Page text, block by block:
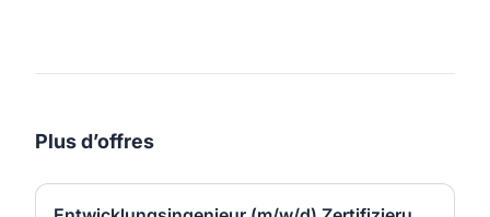
Plus d’offres